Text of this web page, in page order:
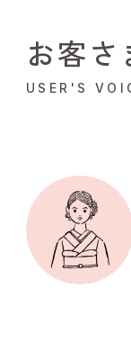
お客さ
USER'S